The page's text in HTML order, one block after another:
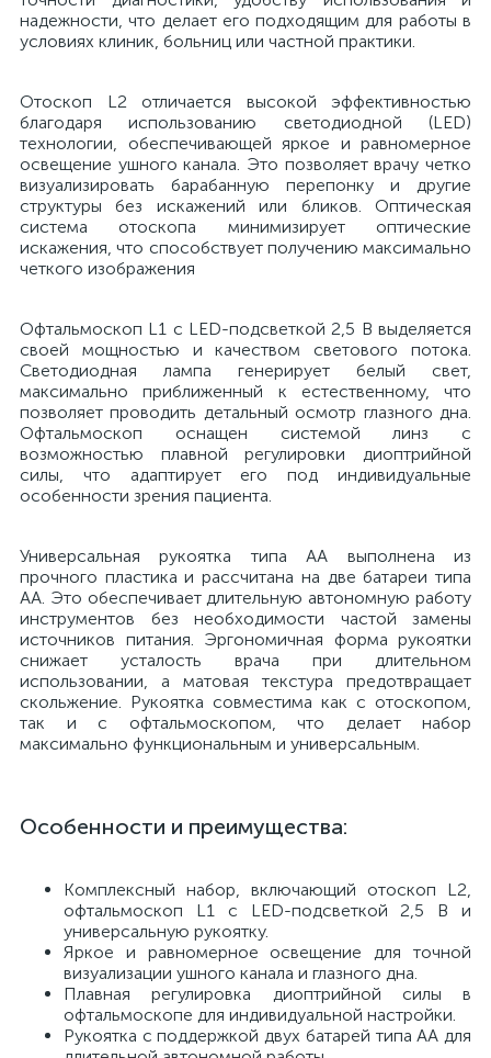
надежности, что делает его подходящим для работы в
условиях клиник, больниц или частной практики.
Отоскоп L2 отличается высокой эффективностью
благодаря использованию светодиодной (LED)
технологии, обеспечивающей яркое и равномерное
освещение ушного канала. Это позволяет врачу четко
визуализировать барабанную перепонку и другие
структуры без искажений или бликов. Оптическая
система отоскопа минимизирует оптические
искажения, что способствует получению максимально
четкого изображения
Офтальмоскоп L1 с LED-подсветкой 2,5 В выделяется
своей мощностью и качеством светового потока.
Светодиодная лампа генерирует белый свет,
максимально приближенный к естественному, что
позволяет проводить детальный осмотр глазного дна.
Офтальмоскоп оснащен системой линз с
возможностью плавной регулировки диоптрийной
силы, что адаптирует его под индивидуальные
особенности зрения пациента.
Универсальная рукоятка типа АА выполнена из
прочного пластика и рассчитана на две батареи типа
АА. Это обеспечивает длительную автономную работу
инструментов без необходимости частой замены
источников питания. Эргономичная форма рукоятки
снижает усталость врача при длительном
использовании, а матовая текстура предотвращает
скольжение. Рукоятка совместима как с отоскопом,
так и с офтальмоскопом, что делает набор
максимально функциональным и универсальным.
Особенности и преимущества:
Комплексный набор, включающий отоскоп L2,
офтальмоскоп L1 с LED-подсветкой 2,5 В и
универсальную рукоятку.
Яркое и равномерное освещение для точной
визуализации ушного канала и глазного дна.
Плавная регулировка диоптрийной силы в
офтальмоскопе для индивидуальной настройки.
Рукоятка с поддержкой двух батарей типа АА для